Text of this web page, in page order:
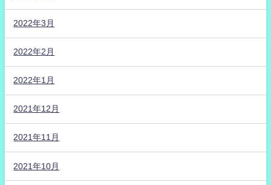
2022年3月
2022年2月
2022年1月
2021年12月
2021年11月
2021年10月